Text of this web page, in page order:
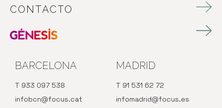
CONTACTO
BARCELONA
T 933 097 538
infobcn@focus.cat
MADRID
T 91 531 62 72
infomadrid@focus.es